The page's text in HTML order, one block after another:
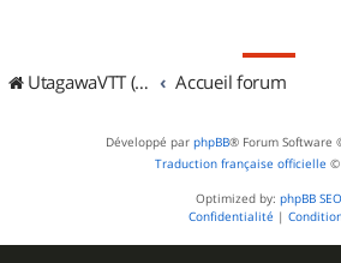
UtagawaVTT (Randos VTT et VTTAE avec traces GPS) Accueil forum
Développé par phpBB® Forum Software
Traduction française officielle ©
Optimized by: phpBB SEO
Confidentialité |